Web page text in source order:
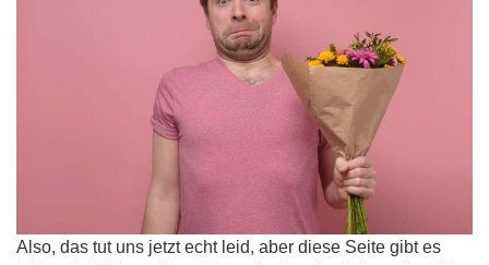
Also, das tut uns jetzt echt leid, aber diese Seite gibt es